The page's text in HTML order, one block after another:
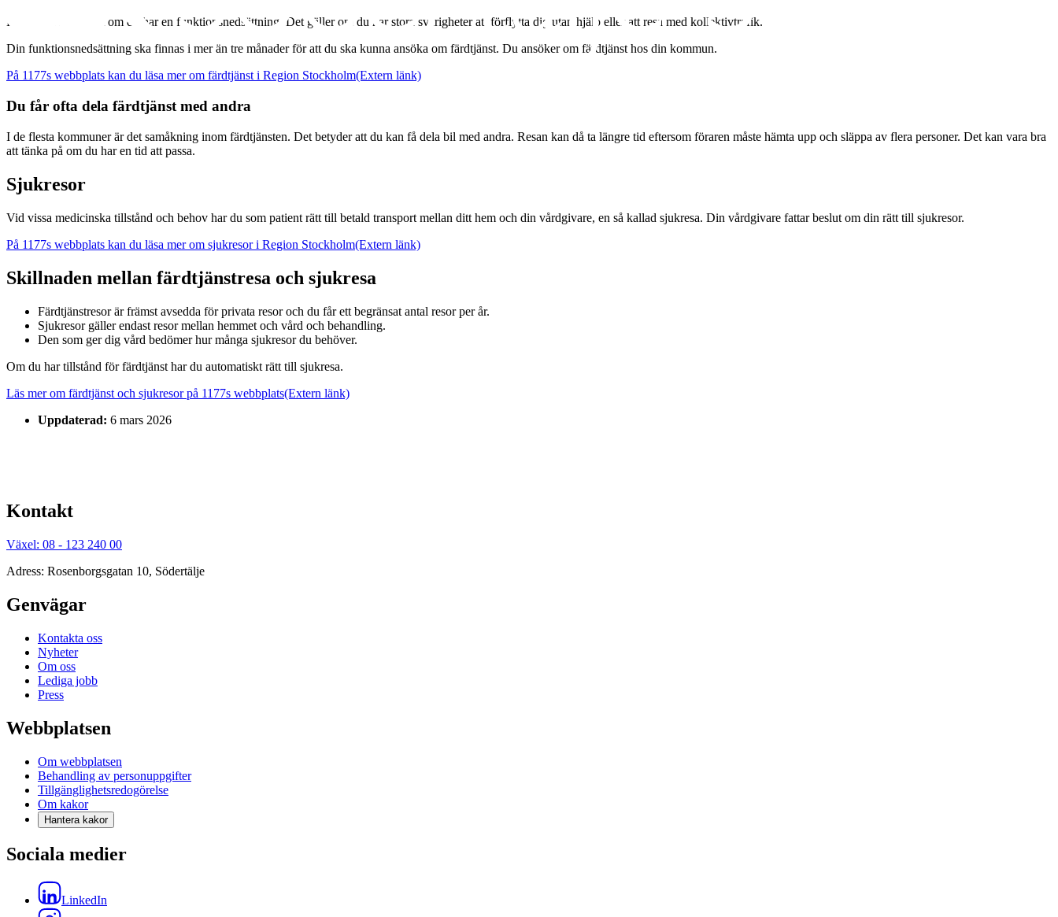
Du kan få färdtjänst om du har en funktionsnedsättning. Det gäller om du har stora svårigheter att förflytta dig utan hjälp eller att resa med kollektivtrafik.
Din funktionsnedsättning ska finnas i mer än tre månader för att du ska kunna ansöka om färdtjänst. Du ansöker om färdtjänst hos din kommun.
På 1177s webbplats kan du läsa mer om färdtjänst i Region Stockholm(Extern länk)
Du får ofta dela färdtjänst med andra
I de flesta kommuner är det samåkning inom färdtjänsten. Det betyder att du kan få dela bil med andra. Resan kan då ta längre tid eftersom föraren måste hämta upp och släppa av flera personer. Det kan vara bra
att tänka på om du har en tid att passa.
Sjukresor
Vid vissa medicinska tillstånd och behov har du som patient rätt till betald transport mellan ditt hem och din vårdgivare, en så kallad sjukresa. Din vårdgivare fattar beslut om din rätt till sjukresor.
På 1177s webbplats kan du läsa mer om sjukresor i Region Stockholm(Extern länk)
Skillnaden mellan färdtjänstresa och sjukresa
Färdtjänstresor är främst avsedda för privata resor och du får ett begränsat antal resor per år.
Sjukresor gäller endast resor mellan hemmet och vård och behandling.
Den som ger dig vård bedömer hur många sjukresor du behöver.
Om du har tillstånd för färdtjänst har du automatiskt rätt till sjukresa.
Läs mer om färdtjänst och sjukresor på 1177s webbplats(Extern länk)
Uppdaterad: 6 mars 2026
Kontakt
Växel: 08 - 123 240 00
Adress: Rosenborgsgatan 10, Södertälje
Genvägar
Kontakta oss
Nyheter
Om oss
Lediga jobb
Press
Webbplatsen
Om webbplatsen
Behandling av personuppgifter
Tillgänglighetsredogörelse
Om kakor
Hantera kakor
Sociala medier
LinkedIn